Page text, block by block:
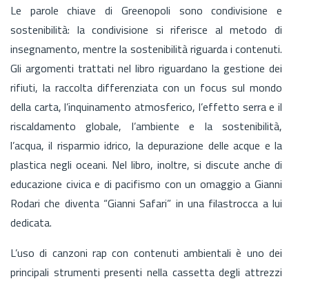
Le parole chiave di Greenopoli sono condivisione e
sostenibilità: la condivisione si riferisce al metodo di
insegnamento, mentre la sostenibilità riguarda i contenuti.
Gli argomenti trattati nel libro riguardano la gestione dei
rifiuti, la raccolta differenziata con un focus sul mondo
della carta, l’inquinamento atmosferico, l’effetto serra e il
riscaldamento globale, l’ambiente e la sostenibilità,
l’acqua, il risparmio idrico, la depurazione delle acque e la
plastica negli oceani. Nel libro, inoltre, si discute anche di
educazione civica e di pacifismo con un omaggio a Gianni
Rodari che diventa “Gianni Safari” in una filastrocca a lui
dedicata.
L’uso di canzoni rap con contenuti ambientali è uno dei
principali strumenti presenti nella cassetta degli attrezzi